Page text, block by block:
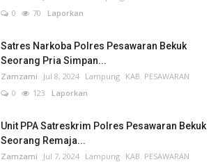
0
70 Laporkan
Satres Narkoba Polres Pesawaran Bekuk
Seorang Pria Simpan...
Zamzami Jul 8, 2024 Lampung KAB. PESAWARAN
0
123 Laporkan
Unit PPA Satreskrim Polres Pesawaran Bekuk
Seorang Remaja...
Zamzami Jul 7, 2024 Lampung KAB. PESAWARAN